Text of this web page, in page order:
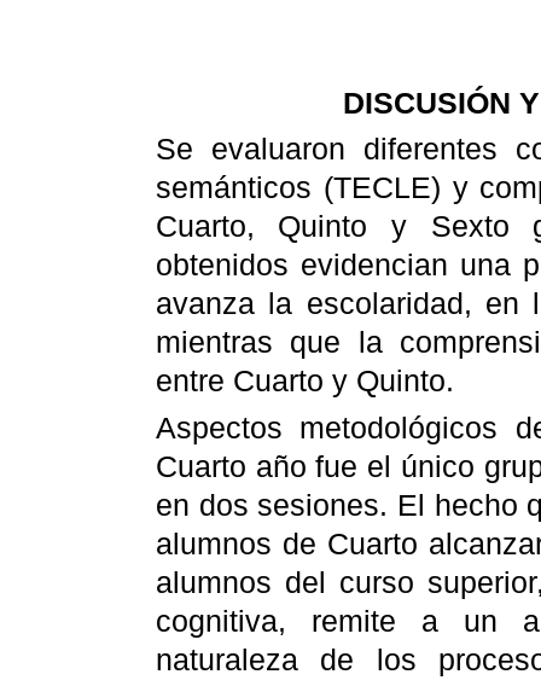
DISCUSIÓN
Se evaluaron diferentes
semánticos (TECLE) y
Cuarto, Quinto y Sexto
obtenidos evidencian una
avanza la escolaridad, en
mientras que la
entre Cuarto y Quinto.
Aspectos metodológicos
Cuarto año fue el único
en dos sesiones. El hecho
alumnos de Cuarto
alumnos del curso
cognitiva, remite a un
naturaleza de los